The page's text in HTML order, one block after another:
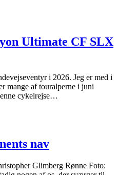
Ultimate CF SLX
i 2026. Jeg er med i
mange af touralperne i juni
cykelrejse…
nav
Glimberg Rønne Foto: